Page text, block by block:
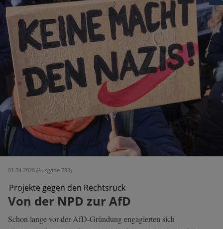
01.04.2026 (Ausgabe 783)
Projekte gegen den Rechtsruck
Von der NPD zur AfD
Schon lange vor der AfD-Gründung engagierten sich